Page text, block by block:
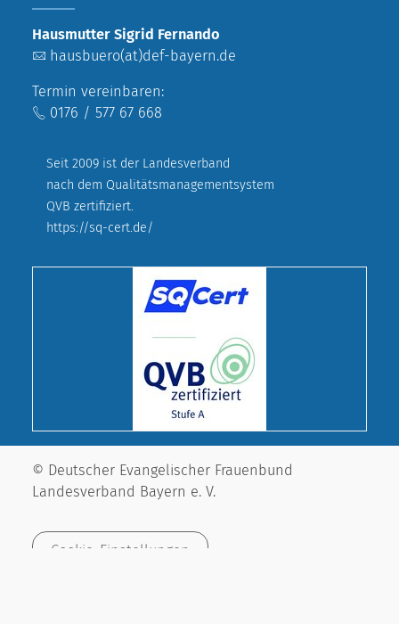
Hausmutter Sigrid Fernando
hausbuero(at)def-bayern.de
Termin vereinbaren:
0176 / 577 67 668
Seit 2009 ist der Landesverband
nach dem Qualitätsmanagementsystem
QVB zertifiziert.
https://sq-cert.de/
© Deutscher Evangelischer Frauenbund
Landesverband Bayern e. V.
Cookie-Einstellungen